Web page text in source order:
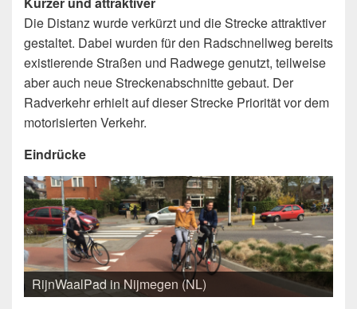
Die Distanz wurde verkürzt und die Strecke attraktiver
gestaltet. Dabei wurden für den Radschnellweg bereits
existierende Straßen und Radwege genutzt, teilweise
aber auch neue Streckenabschnitte gebaut. Der
Radverkehr erhielt auf dieser Strecke Priorität vor dem
motorisierten Verkehr.
Eindrücke
RijnWaalPad in Nijmegen (NL)